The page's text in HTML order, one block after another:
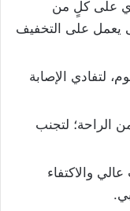
على كلٍ من
يعمل على التخفيف
لتفادي الإصابة
الراحة؛ لتجنب
والاكتفاء